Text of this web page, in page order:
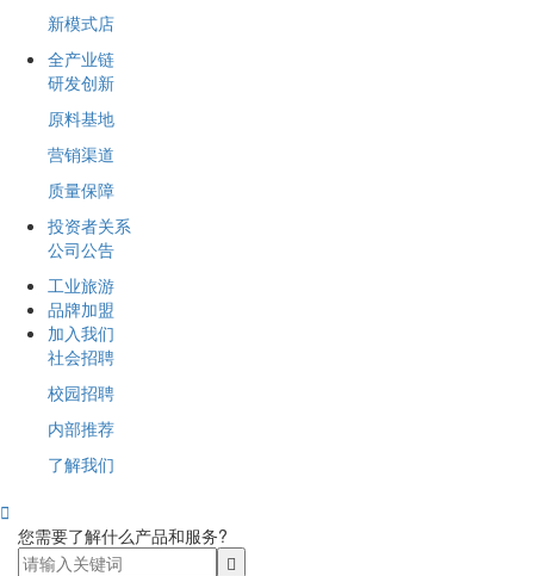
新模式店
全产业链
研发创新
原料基地
营销渠道
质量保障
投资者关系
公司公告
工业旅游
品牌加盟
加入我们
社会招聘
校园招聘
内部推荐
了解我们

您需要了解什么产品和服务?